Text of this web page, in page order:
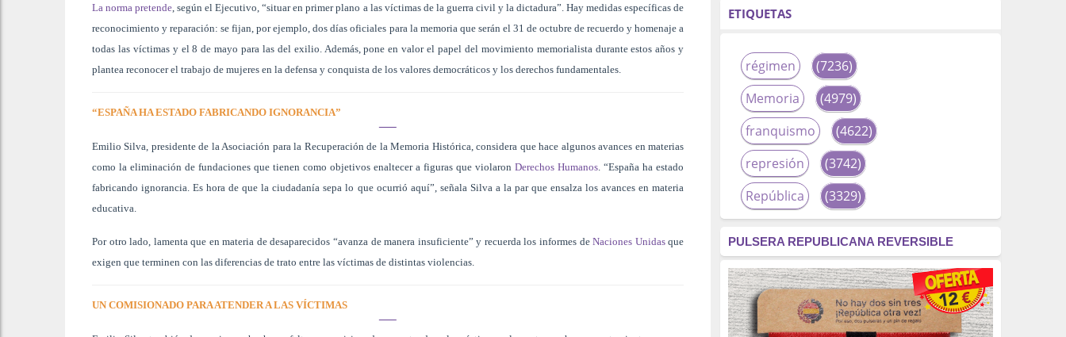
La norma pretende , según el Ejecutivo, “situar en primer plano a las víctimas de la guerra civil y la dictadura”. Hay medidas específicas de
reconocimiento y reparación: se fijan, por ejemplo, dos días oficiales para la memoria que serán el 31 de octubre de recuerdo y homenaje a
todas las víctimas y el 8 de mayo para las del exilio. Además, pone en valor el papel del movimiento memorialista durante estos años y
plantea reconocer el trabajo de mujeres en la defensa y conquista de los valores democráticos y los derechos fundamentales.
“ESPAÑA HA ESTADO FABRICANDO IGNORANCIA”
Emilio Silva, presidente de la Asociación para la Recuperación de la Memoria Histórica, considera que hace algunos avances en materias
como la eliminación de fundaciones que tienen como objetivos enaltecer a figuras que violaronDerechos Humanos . “España ha estado
fabricando ignorancia. Es hora de que la ciudadanía sepa lo que ocurrió aquí”, señala Silva a la par que ensalza los avances en materia
educativa.
Por otro lado, lamenta que en materia de desaparecidos “avanza de manera insuficiente” y recuerda los informes deNaciones Unidasque
exigen que terminen con las diferencias de trato entre las víctimas de distintas violencias.
UN COMISIONADO PARA ATENDER A LAS VÍCTIMAS
ETIQUETAS
régimen
(7236)
Memoria
(4979)
franquismo
(4622)
represión
(3742)
República
(3329)
fascismo
(2677)
tardofranquismo
(2320)
Actualidad
(2319)
PULSERA REPUBLICANA REVERSIBLE